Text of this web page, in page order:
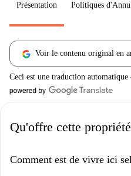
Présentation Politiques
Voir le contenu original en
Ceci est une traduction automatique
Qu'offre cette
Comment est de vivre ici